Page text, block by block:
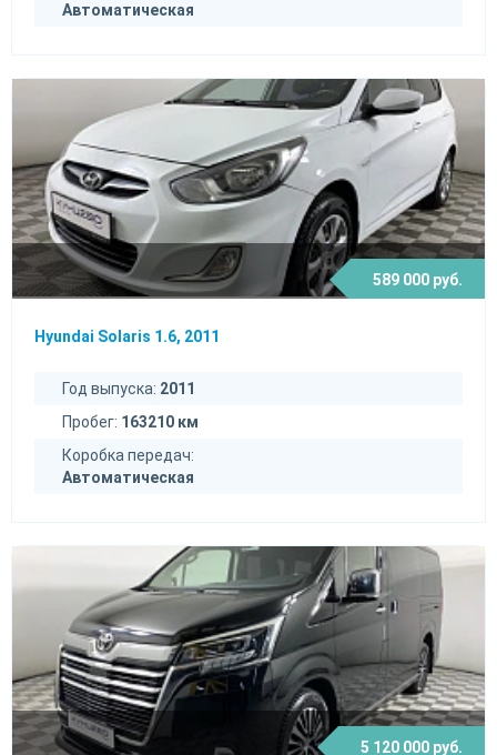
Автоматическая
589 000 руб.
Hyundai Solaris 1.6, 2011
Год выпуска: 2011
Пробег: 163210 км
Коробка передач:
Автоматическая
5 120 000 руб.